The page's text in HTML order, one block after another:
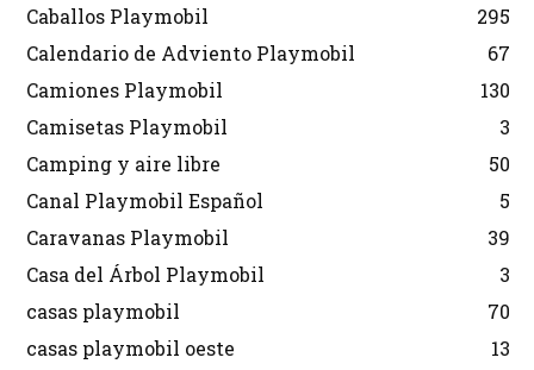
Caballos Playmobil
295
Calendario de Adviento Playmobil
67
Camiones Playmobil
130
Camisetas Playmobil
3
Camping y aire libre
50
Canal Playmobil Español
5
Caravanas Playmobil
39
Casa del Árbol Playmobil
3
casas playmobil
70
casas playmobil oeste
13